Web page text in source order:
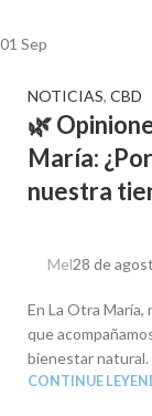
01 Sep
NOTICIAS, CBD
🌿
María:
nuestra
Mel28 de
En La Otra
que
bienestar natural.
CONTINUE